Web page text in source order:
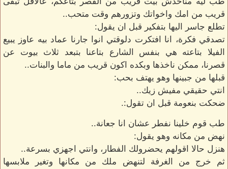
قريب من امك واخواتك وتزورهم وقت متحب..
تطلع جاسر اليها بتفكير قبل ان يقول:
تصدقي فكرة، انا افتكرت دلوقتي انوا جارنا عماد بيه عاوز يبيع
الفيلا بتاعته هي بنفس الشارع بتاعنا بتبعد ثلاث بيوت عن
قصرنا، ممكن ناخذها وبكده اكون قريب من ماما والبنات..
قبلها من جبينها وهو يهتف بحب:
انتي حقيقي مفيش زيك..
ضحكت بنعومة قبل ان تقول:.
طب قوم خلينا نفطر عشان انا جعانة..
نهض من مكانه وهو يقول:
هنزل حالا اقولهم يحضرولك الفطار، وانتي اجهزي بسرعة..
ثم خرج من الغرفة لتنهض ملك من مكانها وتغير ملابسها